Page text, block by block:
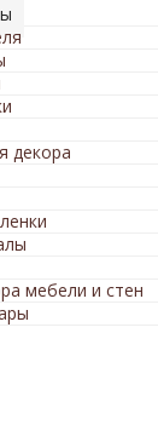
декора
мебели и стен